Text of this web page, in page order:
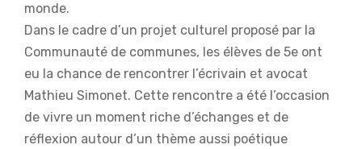
monde.
Dans le cadre d’un projet culturel proposé par la
Communauté de communes, les élèves de 5e ont
eu la chance de rencontrer l’écrivain et avocat
Mathieu Simonet. Cette rencontre a été l’occasion
de vivre un moment riche d’échanges et de
réflexion autour d’un thème aussi poétique